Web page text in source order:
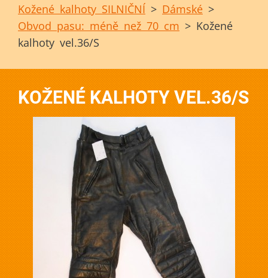
Kožené kalhoty SILNIČNÍ > Dámské >
Obvod pasu: méně než 70 cm > Kožené
kalhoty vel.36/S
KOŽENÉ KALHOTY VEL.36/S